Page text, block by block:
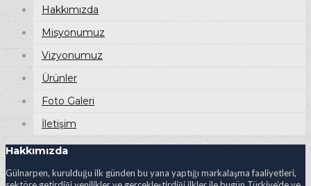
Hakkımızda
Misyonumuz
Vizyonumuz
Ürünler
Foto Galeri
İletişim
Hakkımızda
Gülnarpen, kurulduğu ilk günden bu yana yaptığı markalaşma faaliyetleri,